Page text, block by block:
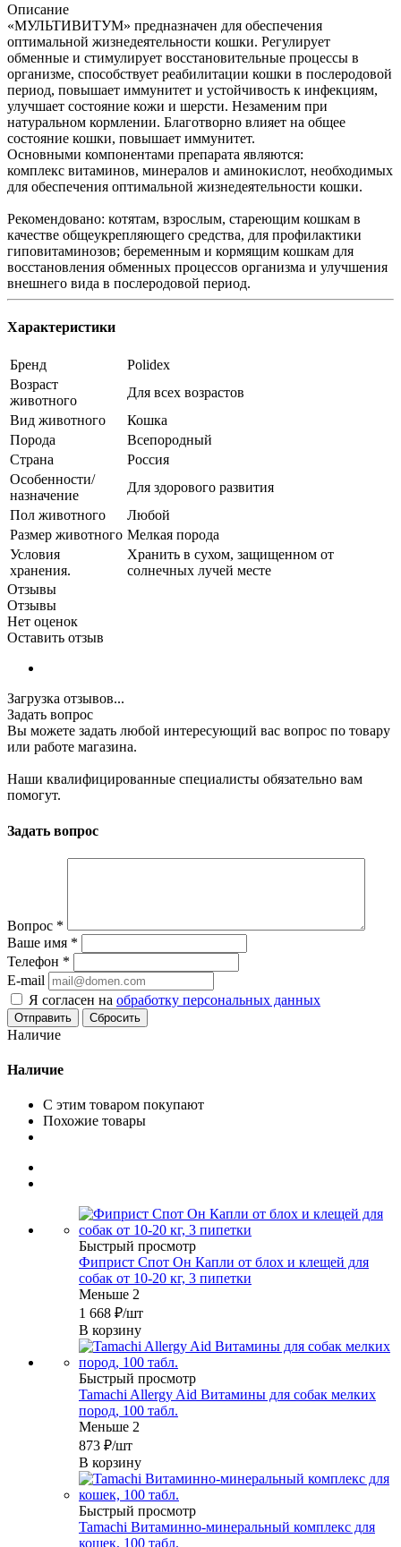
Описание
«МУЛЬТИВИТУМ» предназначен для обеспечения
оптимальной жизнедеятельности кошки. Регулирует
обменные и стимулирует восстановительные процессы в
организме, способствует реабилитации кошки в послеродовой
период, повышает иммунитет и устойчивость к инфекциям,
улучшает состояние кожи и шерсти. Незаменим при
натуральном кормлении. Благотворно влияет на общее
состояние кошки, повышает иммунитет.
Основными компонентами препарата являются:
комплекс витаминов, минералов и аминокислот, необходимых
для обеспечения оптимальной жизнедеятельности кошки.
Рекомендовано: котятам, взрослым, стареющим кошкам в
качестве общеукрепляющего средства, для профилактики
гиповитаминозов; беременным и кормящим кошкам для
восстановления обменных процессов организма и улучшения
внешнего вида в послеродовой период.
Характеристики
Бренд
Polidex
Возраст
животного
Для всех возрастов
Вид животного
Кошка
Порода
Всепородный
Страна
Россия
Особенности/
назначение
Для здорового развития
Пол животного
Любой
Размер животного Мелкая порода
Условия
хранения.
Хранить в сухом, защищенном от
солнечных лучей месте
Отзывы
Отзывы
Нет оценок
Оставить отзыв
Загрузка отзывов...
Задать вопрос
Вы можете задать любой интересующий вас вопрос по товару
или работе магазина.
Наши квалифицированные специалисты обязательно вам
помогут.
Задать вопрос
Вопрос *
Ваше имя *
Телефон *
E-mail
Я согласен на обработку персональных данных
Сбросить
Наличие
Наличие
С этим товаром покупают
Похожие товары
Быстрый просмотр
Фиприст Спот Он Капли от блох и клещей для
собак от 10-20 кг, 3 пипетки
Меньше 2
1 668 ₽/шт
В корзину
Быстрый просмотр
Tamachi Allergy Aid Витамины для собак мелких
пород, 100 табл.
Меньше 2
873 ₽/шт
В корзину
Быстрый просмотр
Tamachi Витаминно-минеральный комплекс для
кошек, 100 табл.